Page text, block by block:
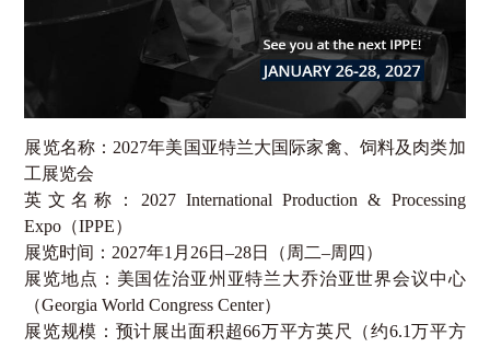
展览名称： 2027年美国亚特兰大国际家禽、饲料及肉类加
工展览会
英文名称： 2027 International Production & Processing
Expo （IPPE）
展览时间： 2027年1 月 26日–28日（周二–周四）
展览地点：美国佐治亚州亚特兰大乔治亚世界会议中心
（Georgia World Congress Center）
展览规模：预计展出面积超66万平方英尺（约6.1万平方